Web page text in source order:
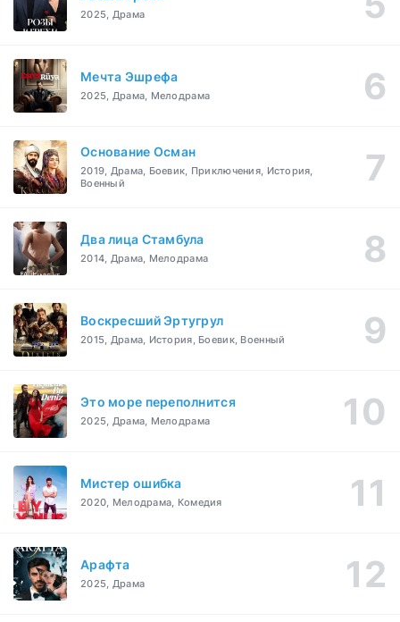
2025, Драма
Мечта Эшрефа
2025, Драма, Мелодрама
Основание Осман
2019, Драма, Боевик, Приключения, История,
Военный
Два лица Стамбула
2014, Драма, Мелодрама
Воскресший Эртугрул
2015, Драма, История, Боевик, Военный
Это море переполнится
2025, Драма, Мелодрама
Мистер ошибка
2020, Мелодрама, Комедия
Арафта
2025, Драма